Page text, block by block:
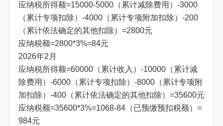
应纳税所得额=15000-5000（累计减除费用）-3000
（累计专项扣除）-4000（累计专项附加扣除）-200
（累计依法确定的其他扣除）=2800元
应纳税额=2800*3%=84元
2026年2月
应纳税所得额=60000（累计收入）-10000（累计减
除费用）-6000（累计专项扣除）-8000（累计专项附
加扣除）-400（累计依法确定的其他扣除）=35600元
应纳税额=35600*3%=1068-84（已预缴预扣税额）=
984元